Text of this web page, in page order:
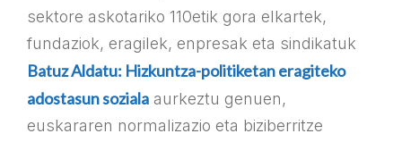
sektore askotariko 110etik gora elkartek,
fundaziok, eragilek, enpresak eta sindikatuk
Batuz Aldatu: Hizkuntza-politiketan eragiteko
adostasun soziala aurkeztu genuen,
euskararen normalizazio eta biziberritze